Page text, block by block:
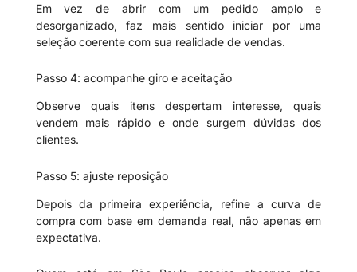
Em vez de abrir com um pedido amplo e
desorganizado, faz mais sentido iniciar por uma
seleção coerente com sua realidade de vendas.
Passo 4: acompanhe giro e aceitação
Observe quais itens despertam interesse, quais
vendem mais rápido e onde surgem dúvidas dos
clientes.
Passo 5: ajuste reposição
Depois da primeira experiência, refine a curva de
compra com base em demanda real, não apenas em
expectativa.